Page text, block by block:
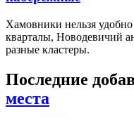
Хамовники нельзя
кварталы, Новодевичий
разные кластеры.
Последние
места